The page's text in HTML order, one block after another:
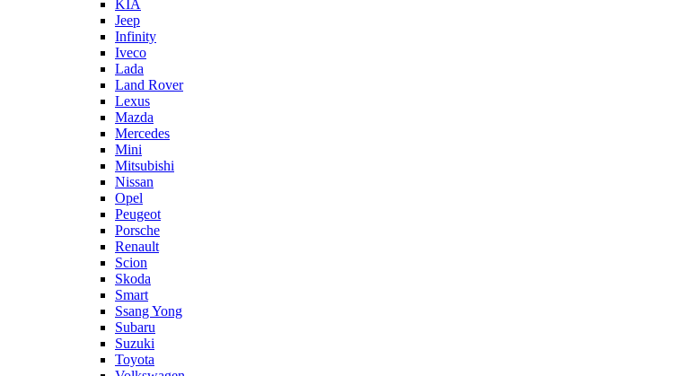
KIA
Jeep
Infinity
Iveco
Lada
Land Rover
Lexus
Mazda
Mercedes
Mini
Mitsubishi
Nissan
Opel
Peugeot
Porsche
Renault
Scion
Skoda
Smart
Ssang Yong
Subaru
Suzuki
Toyota